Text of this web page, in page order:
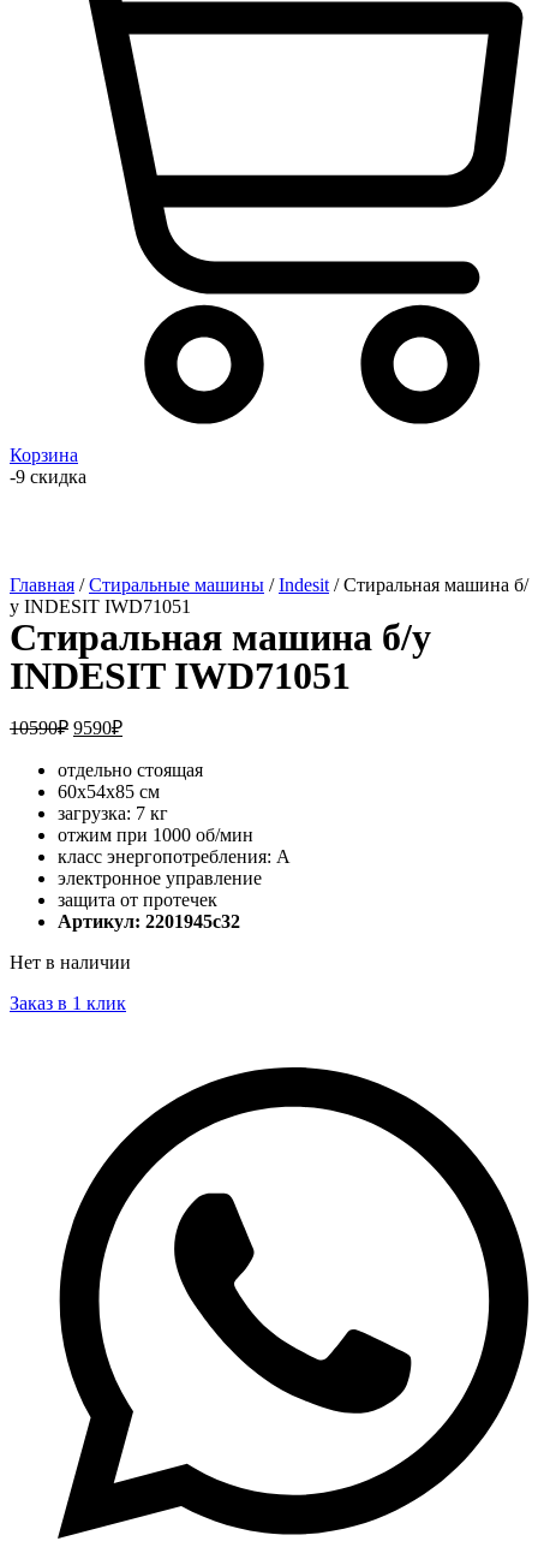
Корзина
-9 скидка
Главная /Стиральные машины /Indesit / Стиральная машина б/
у INDESIT IWD71051
Стиральная машина б/у
INDESIT IWD71051
10590₽ 9590₽
отдельно стоящая
60x54x85 см
загрузка: 7 кг
отжим при 1000 об/мин
класс энергопотребления: A
электронное управление
защита от протечек
Артикул: 2201945c32
Нет в наличии
Заказ в 1 клик